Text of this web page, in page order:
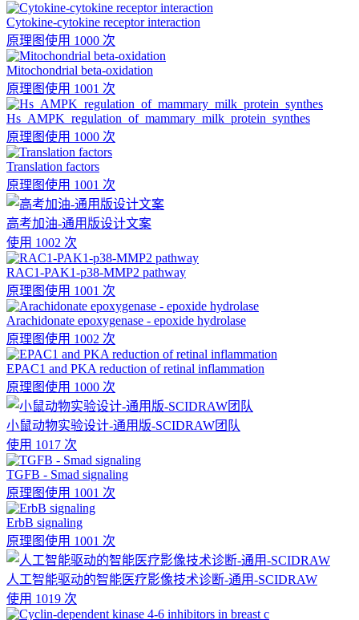
Cytokine-cytokine receptor interaction
原理图使用 1000 次
Mitochondrial beta-oxidation
原理图使用 1001 次
Hs_AMPK_regulation_of_mammary_milk_protein_synthes
原理图使用 1000 次
Translation factors
原理图使用 1001 次
高考加油-通用版设计文案
使用 1002 次
RAC1-PAK1-p38-MMP2 pathway
原理图使用 1001 次
Arachidonate epoxygenase - epoxide hydrolase
原理图使用 1002 次
EPAC1 and PKA reduction of retinal inflammation
原理图使用 1000 次
小鼠动物实验设计-通用版-SCIDRAW团队
使用 1017 次
TGFB - Smad signaling
原理图使用 1001 次
ErbB signaling
原理图使用 1001 次
人工智能驱动的智能医疗影像技术诊断-通用-SCIDRAW
使用 1019 次